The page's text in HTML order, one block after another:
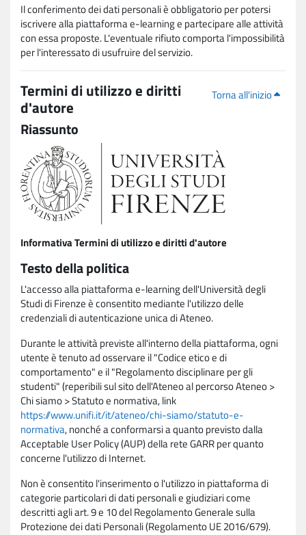
Il conferimento dei dati personali è obbligatorio per potersi
iscrivere alla piattaforma e-learning e partecipare alle attività
con essa proposte. L'eventuale rifiuto comporta l'impossibilità
per l'interessato di usufruire del servizio.
Torna all'inizio
Termini di utilizzo e diritti
d'autore
Riassunto
Informativa Termini di utilizzo e diritti d'autore
Testo della politica
L'accesso alla piattaforma e-learning dell'Università degli
Studi di Firenze è consentito mediante l'utilizzo delle
credenziali di autenticazione unica di Ateneo.
Durante le attività previste all'interno della piattaforma, ogni
utente è tenuto ad osservare il "Codice etico e di
comportamento" e il "Regolamento disciplinare per gli
studenti" (reperibili sul sito dell'Ateneo al percorso Ateneo >
Chi siamo > Statuto e normativa, link
https://www.unifi.it/it/ateneo/chi-siamo/statuto-e-
normativa, nonché a conformarsi a quanto previsto dalla
Acceptable User Policy (AUP) della rete GARR per quanto
concerne l'utilizzo di Internet.
Non è consentito l'inserimento o l'utilizzo in piattaforma di
categorie particolari di dati personali e giudiziari come
descritti agli art. 9 e 10 del Regolamento Generale sulla
Protezione dei dati Personali (Regolamento UE 2016/679).